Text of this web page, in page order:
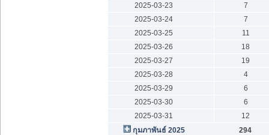
2025-03-23
7
2025-03-24
7
2025-03-25
11
2025-03-26
18
2025-03-27
19
2025-03-28
4
2025-03-29
6
2025-03-30
6
2025-03-31
12
กุมภาพันธ์ 2025
294